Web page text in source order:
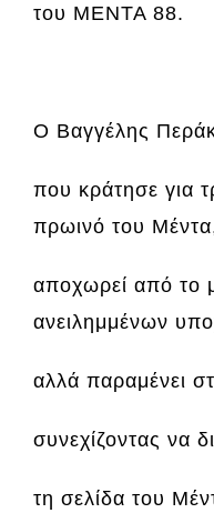
του ΜΕΝΤΑ 88.
Ο Βαγγέλης
που κράτησε για
πρωινό του
αποχωρεί από το
ανειλημμένων
αλλά παραμένει
συνεχίζοντας να
τη σελίδα του